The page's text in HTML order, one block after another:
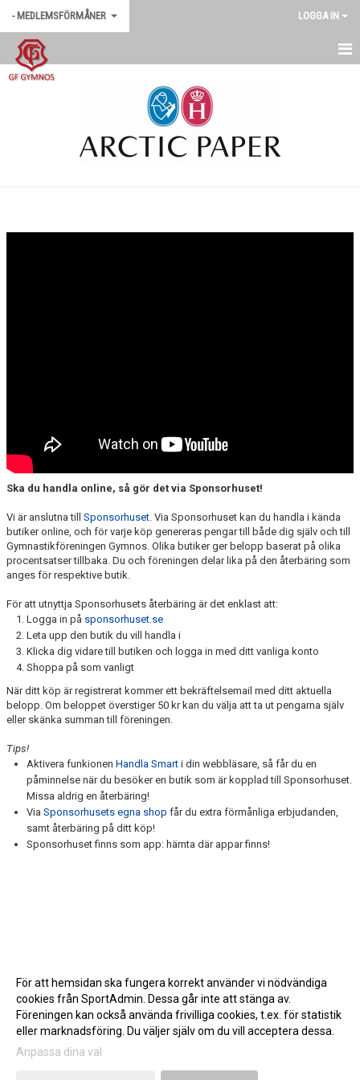
- MEDLEMSFÖRMÅNER LOGGA IN
SPONSORHUSET
Ska du handla online, så gör det via Sponsorhuset!
Vi är anslutna till Sponsorhuset. Via Sponsorhuset kan du handla i kända
butiker online, och för varje köp genereras pengar till både dig själv och till
Gymnastikföreningen Gymnos. Olika butiker ger belopp baserat på olika
procentsatser tillbaka. Du och föreningen delar lika på den återbäring som
anges för respektive butik.
För att utnyttja Sponsorhusets återbäring är det enklast att:
Logga in på sponsorhuset.se
Leta upp den butik du vill handla i
Klicka dig vidare till butiken och logga in med ditt vanliga konto
Shoppa på som vanligt
När ditt köp är registrerat kommer ett bekräftelsemail med ditt aktuella
belopp. Om beloppet överstiger 50 kr kan du välja att ta ut pengarna själv
eller skänka summan till föreningen.
Tips!
Aktivera funkionen Handla Smart i din webbläsare, så får du en
påminnelse när du besöker en butik som är kopplad till Sponsorhuset.
Missa aldrig en återbäring!
Via Sponsorhusets egna shop får du extra förmånliga erbjudanden,
samt återbäring på ditt köp!
Sponsorhuset finns som app: hämta där appar finns!
Gå till Webbversion
För att hemsidan ska fungera korrekt använder vi nödvändiga
cookies från SportAdmin. Dessa går inte att stänga av.
Föreningen kan också använda frivilliga cookies, t.ex. för statistik
eller marknadsföring. Du väljer själv om du vill acceptera dessa.
Anpassa dina val